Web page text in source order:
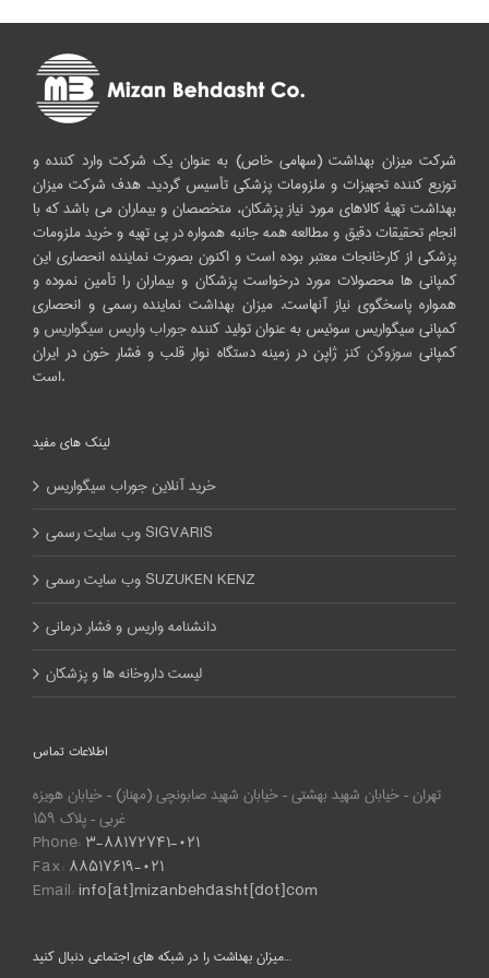
شرکت میزان بهداشت (سهامی خاص) به عنوان یک شرکت وارد کننده و
توزیع کننده تجهیزات و ملزومات پزشکی تأسیس گردید. هدف شرکت میزان
بهداشت تهیۀ کالاهای مورد نیاز پزشکان، متخصصان و بیماران می باشد که با
انجام تحقیقات دقیق و مطالعه همه جانبه همواره در پی تهیه و خرید ملزومات
پزشکی از کارخانجات معتبر بوده است و اکنون بصورت نماینده انحصاری این
کمپانی ها محصولات مورد درخواست پزشکان و بیماران را تأمین نموده و
همواره پاسخگوی نیاز آنهاست. میزان بهداشت نماینده رسمی و انحصاری
کمپانی سیگواریس سوئیس به عنوان تولید کنندهجوراب واریس سیگواریسو
کمپانی سوزوکن کنز ژاپن در زمینه دستگاه نوار قلب و فشار خون در ایران
است.
لینک های مفید
خرید آنلاین جوراب سیگواریس
وب سایت رسمی SIGVARIS
وب سایت رسمی SUZUKEN KENZ
دانشنامه واریس و فشار درمانی
لیست داروخانه ها و پزشکان
اطلاعات تماس
تهران – خیابان شهید بهشتی – خیابان شهید صابونچی (مهناز) – خیابان هویزه
غربی – پلاک ۱۵۹
Phone:۳-۸۸۱۷۲۷۴۱-۰۲۱
Fax:۸۸۵۱۷۶۱۹-۰۲۱
Email:info[at]mizanbehdasht[dot]com
میزان بهداشت را در شبکه های اجتماعی دنبال کنید…